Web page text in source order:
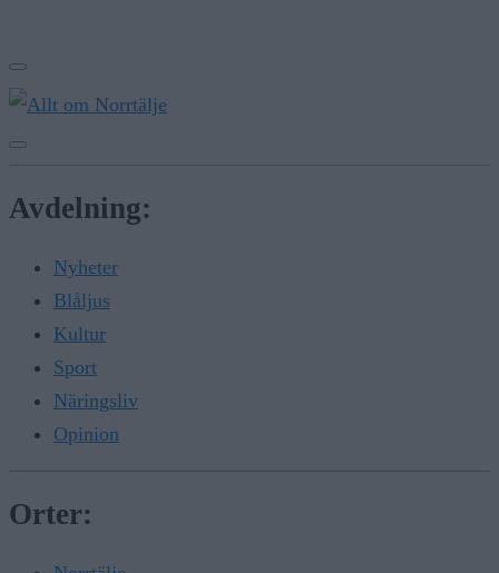
Avdelning:
Nyheter
Blåljus
Kultur
Sport
Näringsliv
Opinion
Orter: